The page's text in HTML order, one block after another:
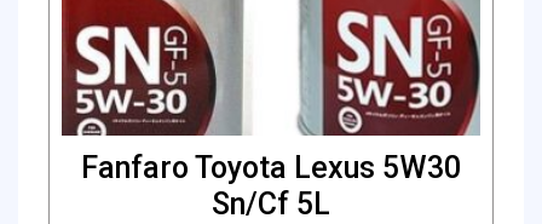
Fanfaro Toyota Lexus 5W30
Sn/Cf 5L